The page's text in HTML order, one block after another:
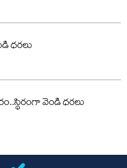
ధరలు
వెండి ధరలు